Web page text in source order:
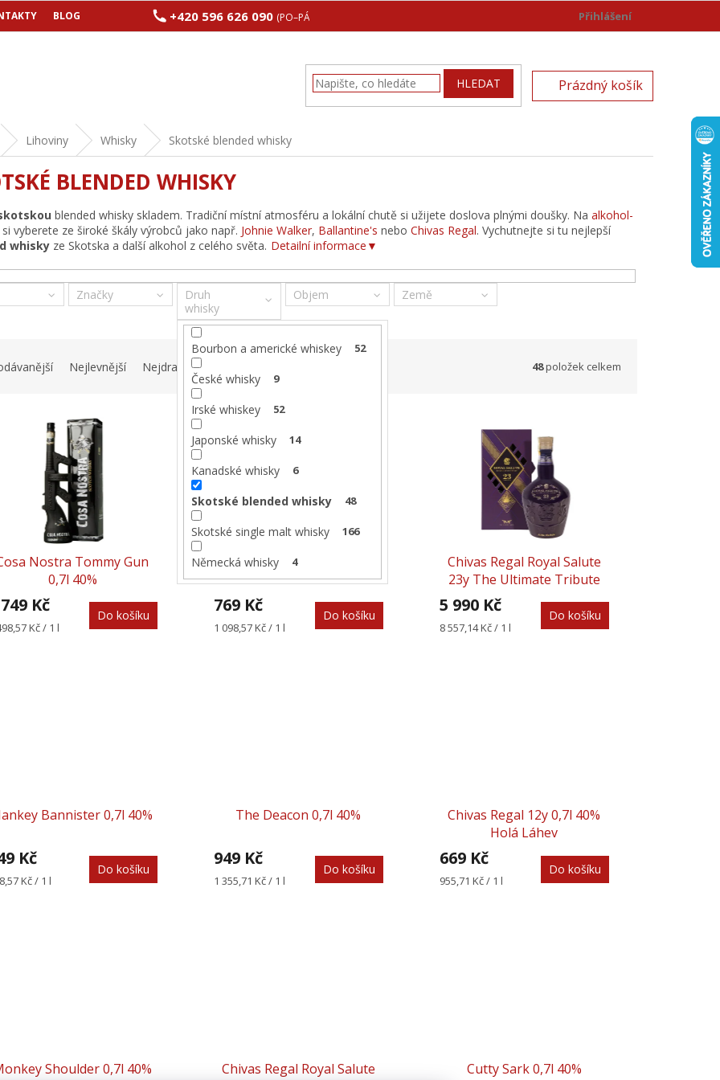
BLOG +420 596 626 090 (PO–PÁ 8:00–17:00) Přihlášení
HLEDAT
NÁKUPNÍ
KOŠÍK
Prázdný košík
Lihoviny Whisky Skotské blended whisky
BLENDED WHISKY
blended whisky skladem. Tradiční místní atmosféru a lokální chutě si užijete doslova plnými doušky. Na alkohol-
si vyberete ze široké škály výrobců jako např. Johnie Walker, Ballantine's nebo Chivas Regal. Vychutnejte si tu nejlepší
whisky ze Skotska a další alkohol z celého světa. Detailní informace▼
Značky
Druh
whisky
Bourbon a americké whiskey 52
České whisky 9
Irské whiskey 52
Japonské whisky 14
Kanadské whisky 6
Skotské blended whisky 48
Skotské single malt whisky 166
Německá whisky 4
Objem Země
Nejlevnější Nejdražší 48položek celkem
Nostra Tommy Gun
0,7l 40%
Kč
Kč / 1 l
Do košíku
Tanaka Blended Whisky 0,7l
40%
769 Kč
Měrná
1 098,57 Kč / 1 l
Do košíku
Chivas Regal Royal Salute
23y The Ultimate Tribute
0,7l 40%
5 990 Kč
Měrná
8 557,14 Kč / 1 l
Do košíku
Bannister 0,7l 40%
Kč
Kč / 1 l
Do košíku
The Deacon 0,7l 40%
949 Kč
Měrná
1 355,71 Kč / 1 l
Do košíku
Chivas Regal 12y 0,7l 40%
Holá Láhev
669 Kč
Měrná
955,71 Kč / 1 l
Do košíku
Shoulder 0,7l 40%
Chivas Regal Royal Salute
Cutty Sark 0,7l 40%